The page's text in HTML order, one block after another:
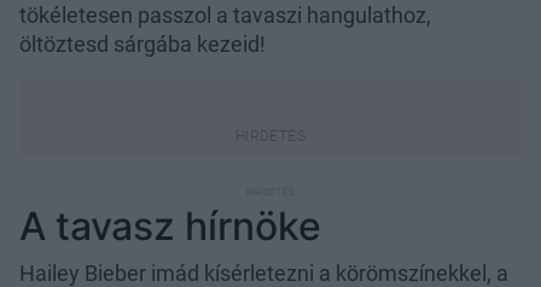
tökéletesen passzol a tavaszi hangulathoz,
öltöztesd sárgába kezeid!
A tavasz hírnöke
Hailey Bieber imád kísérletezni a körömszínekkel, a